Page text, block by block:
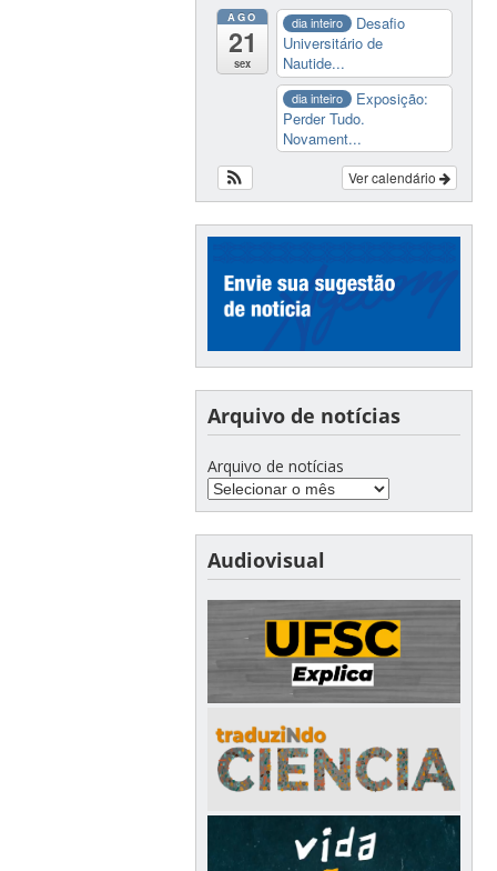
AGO
21
sex
dia inteiro
Desafio
Universitário de
Nautide...
dia inteiro
Exposição:
Perder Tudo.
Novament...
Ver calendário
Arquivo de notícias
Arquivo de notícias
Audiovisual